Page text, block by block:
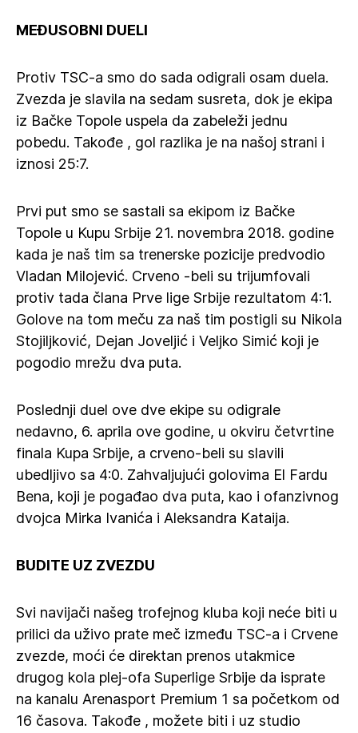
MEĐUSOBNI DUELI
Protiv TSC-a smo do sada odigrali osam duela.
Zvezda je slavila na sedam susreta, dok je ekipa
iz Bačke Topole uspela da zabeleži jednu
pobedu. Takođe , gol razlika je na našoj strani i
iznosi 25:7.
Prvi put smo se sastali sa ekipom iz Bačke
Topole u Kupu Srbije 21. novembra 2018. godine
kada je naš tim sa trenerske pozicije predvodio
Vladan Milojević. Crveno -beli su trijumfovali
protiv tada člana Prve lige Srbije rezultatom 4:1.
Golove na tom meču za naš tim postigli su Nikola
Stojiljković, Dejan Joveljić i Veljko Simić koji je
pogodio mrežu dva puta.
Poslednji duel ove dve ekipe su odigrale
nedavno, 6. aprila ove godine, u okviru četvrtine
finala Kupa Srbije, a crveno-beli su slavili
ubedljivo sa 4:0. Zahvaljujući golovima El Fardu
Bena, koji je pogađao dva puta, kao i ofanzivnog
dvojca Mirka Ivanića i Aleksandra Kataija.
BUDITE UZ ZVEZDU
Svi navijači našeg trofejnog kluba koji neće biti u
prilici da uživo prate meč između TSC-a i Crvene
zvezde, moći će direktan prenos utakmice
drugog kola plej-ofa Superlige Srbije da isprate
na kanalu Arenasport Premium 1 sa početkom od
16 časova. Takođe , možete biti i uz studio